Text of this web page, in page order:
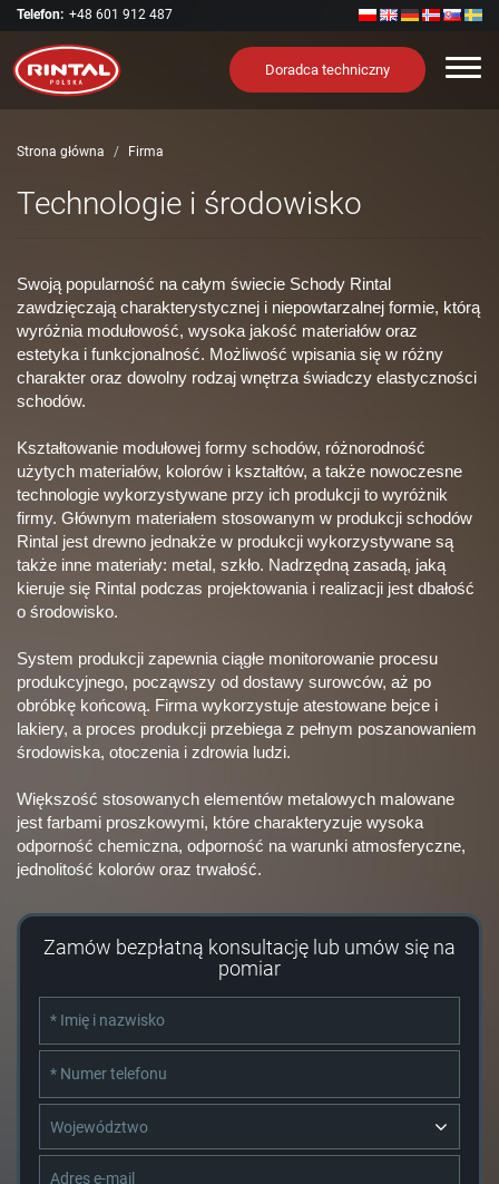
Telefon: +48 601 912 487
Doradca techniczny
Strona główna Firma
Technologie i środowisko
Swoją popularność na całym świecie Schody Rintal
zawdzięczają charakterystycznej i niepowtarzalnej formie, którą
wyróżnia modułowość, wysoka jakość materiałów oraz
estetyka i funkcjonalność. Możliwość wpisania się w różny
charakter oraz dowolny rodzaj wnętrza świadczy elastyczności
schodów.
Kształtowanie modułowej formy schodów, różnorodność
użytych materiałów, kolorów i kształtów, a także nowoczesne
technologie wykorzystywane przy ich produkcji to wyróżnik
firmy. Głównym materiałem stosowanym w produkcji schodów
Rintal jest drewno jednakże w produkcji wykorzystywane są
także inne materiały: metal, szkło. Nadrzędną zasadą, jaką
kieruje się Rintal podczas projektowania i realizacji jest dbałość
o środowisko.
System produkcji zapewnia ciągłe monitorowanie procesu
produkcyjnego, począwszy od dostawy surowców, aż po
obróbkę końcową. Firma wykorzystuje atestowane bejce i
lakiery, a proces produkcji przebiega z pełnym poszanowaniem
środowiska, otoczenia i zdrowia ludzi.
Większość stosowanych elementów metalowych malowane
jest farbami proszkowymi, które charakteryzuje wysoka
odporność chemiczna, odporność na warunki atmosferyczne,
jednolitość kolorów oraz trwałość.
Zamów bezpłatną konsultację lub umów się na
pomiar
Województwo